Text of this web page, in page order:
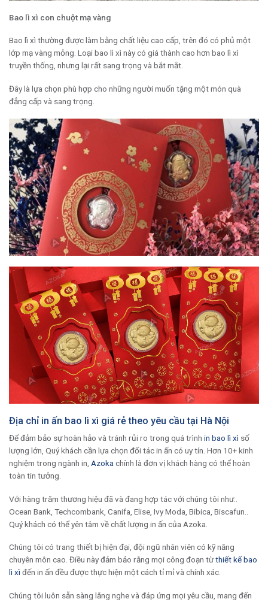
Bao lì xì con chuột mạ vàng
Bao lì xì thường được làm bằng chất liệu cao cấp, trên đó có phủ một
lớp mạ vàng mỏng. Loại bao lì xì này có giá thành cao hơn bao lì xì
truyền thống, nhưng lại rất sang trọng và bắt mắt.
Đây là lựa chọn phù hợp cho những người muốn tặng một món quà
đẳng cấp và sang trọng.
Địa chỉ in ấn bao lì xì giá rẻ theo yêu cầu tại Hà Nội
Để đảm bảo sự hoàn hảo và tránh rủi ro trong quá trình in bao lì xì số
lượng lớn, Quý khách cần lựa chọn đối tác in ấn có uy tín. Hơn 10+ kinh
nghiệm trong ngành in, Azoka chính là đơn vị khách hàng có thể hoàn
toàn tin tưởng.
Với hàng trăm thương hiệu đã và đang hợp tác với chúng tôi như..
Ocean Bank, Techcombank, Canifa, Elise, Ivy Moda, Bibica, Biscafun..
Quý khách có thể yên tâm về chất lượng in ấn của Azoka.
Chúng tôi có trang thiết bị hiện đại, đội ngũ nhân viên có kỹ năng
chuyên môn cao. Điều này đảm bảo rằng mọi công đoạn từthiết kế bao
lì xì đến in ấn đều được thực hiện một cách tỉ mỉ và chính xác.
Chúng tôi luôn sẵn sàng lắng nghe và đáp ứng mọi yêu cầu, mang đến